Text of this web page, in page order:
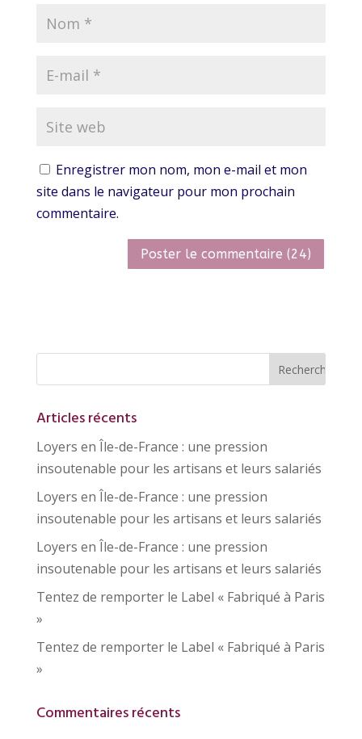
Enregistrer mon nom, mon e-mail et mon
site dans le navigateur pour mon prochain
commentaire.
Articles récents
Loyers en Île-de-France : une pression
insoutenable pour les artisans et leurs salariés
Loyers en Île-de-France : une pression
insoutenable pour les artisans et leurs salariés
Loyers en Île-de-France : une pression
insoutenable pour les artisans et leurs salariés
Tentez de remporter le Label « Fabriqué à Paris
»
Tentez de remporter le Label « Fabriqué à Paris
»
Commentaires récents